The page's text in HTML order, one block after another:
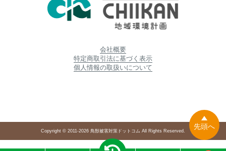
会社概要
特定商取引法に基づく表示
個人情報の取扱いについて
Copyright © 2011-2026 鳥獣被害対策ドットコム All Rights Reserved.
先頭へ